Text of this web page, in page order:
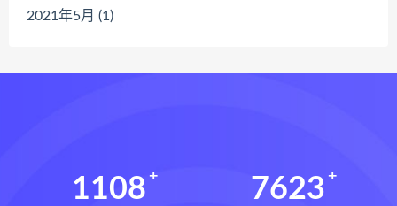
2021年5月 (1)
1108 7623